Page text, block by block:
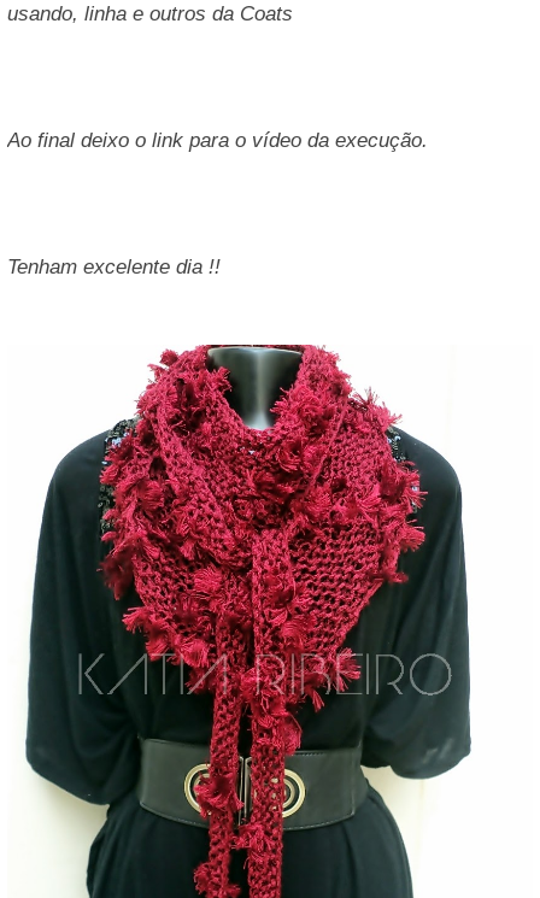
usando, linha e outros da Coats
Ao final deixo o link para o vídeo da execução.
Tenham excelente dia !!